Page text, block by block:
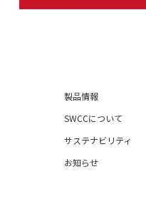
製品情報
SWCCについて
サステナビリティ
お知らせ